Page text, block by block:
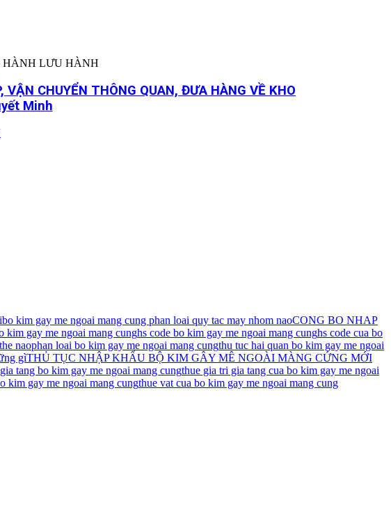
HÀNH LƯU HÀNH
VẬN CHUYỂN THÔNG QUAN, ĐƯA HÀNG VỀ KHO
Minh
bo kim gay me ngoai mang cung phan loai quy tac may nhom naoCONG BO NHAP
kim gay me ngoai mang cunghs code bo kim gay me ngoai mang cunghs code cua bo
naophan loai bo kim gay me ngoai mang cungthu tuc hai quan bo kim gay me ngoai
gìTHỦ TỤC NHẬP KHẨU BỘ KIM GÂY MÊ NGOÀI MÀNG CỨNG MỚI
tang bo kim gay me ngoai mang cungthue gia tri gia tang cua bo kim gay me ngoai
kim gay me ngoai mang cungthue vat cua bo kim gay me ngoai mang cung